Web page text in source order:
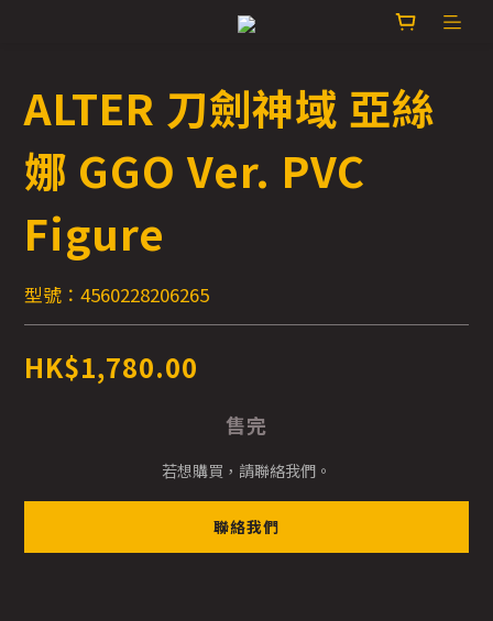
ALTER 刀劍神域 亞絲
娜 GGO Ver. PVC
Figure
型號：4560228206265
HK$1,780.00
售完
若想購買，請聯絡我們。
聯絡我們